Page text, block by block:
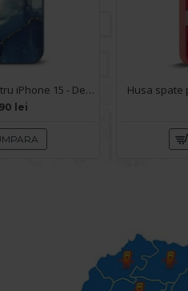
Husa spate pentru iPhone 15 - Deli Case Albastru
lei